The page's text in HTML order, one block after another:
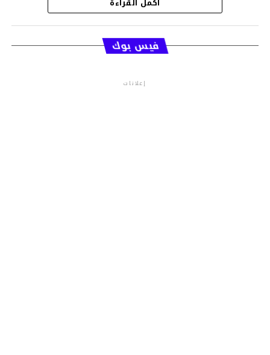
قسم الاخبار
أكمل القراءة
فيس بوك
إعلانات